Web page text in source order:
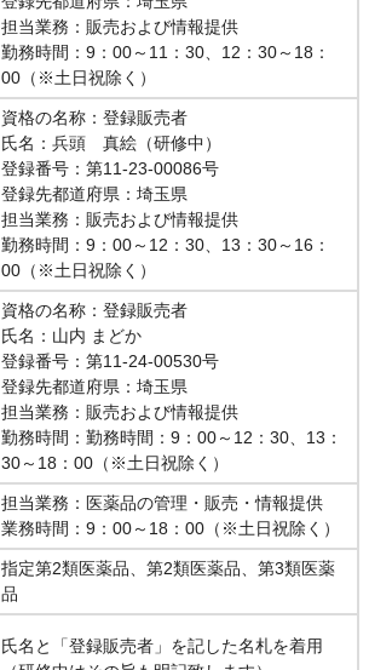
担当業務：販売および情報提供
勤務時間：9：00～11：30、12：30～18：
00（※土日祝除く）
資格の名称：登録販売者
氏名：兵頭 真絵（研修中）
登録番号：第11-23-00086号
登録先都道府県：埼玉県
担当業務：販売および情報提供
勤務時間：9：00～12：30、13：30～16：
00（※土日祝除く）
資格の名称：登録販売者
氏名：山内 まどか
登録番号：第11-24-00530号
登録先都道府県：埼玉県
担当業務：販売および情報提供
勤務時間：勤務時間：9：00～12：30、13：
30～18：00（※土日祝除く）
担当業務：医薬品の管理・販売・情報提供
業務時間：9：00～18：00（※土日祝除く）
指定第2類医薬品、第2類医薬品、第3類医薬
品
氏名と「登録販売者」を記した名札を着用